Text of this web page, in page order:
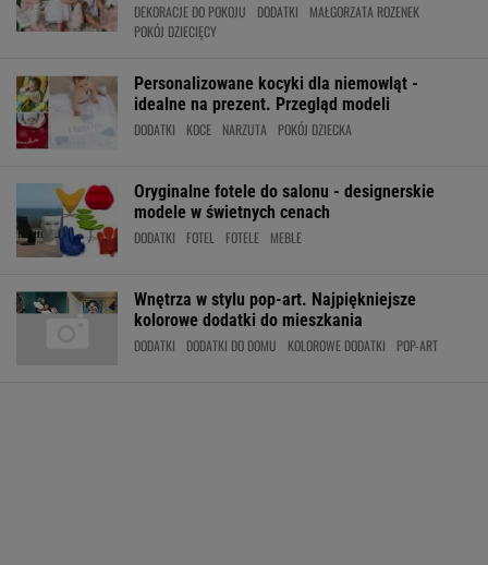
DEKORACJE DO POKOJU DODATKI
MAŁGORZATA ROZENEK
POKÓJ DZIECIĘCY
Personalizowane kocyki dla niemowląt -
idealne na prezent. Przegląd modeli
DODATKI KOCE NARZUTA POKÓJ DZIECKA
Oryginalne fotele do salonu - designerskie
modele w świetnych cenach
DODATKI FOTEL FOTELE MEBLE
Wnętrza w stylu pop-art. Najpiękniejsze
kolorowe dodatki do mieszkania
DODATKI DODATKI DO DOMU KOLOROWE DODATKI POP-ART